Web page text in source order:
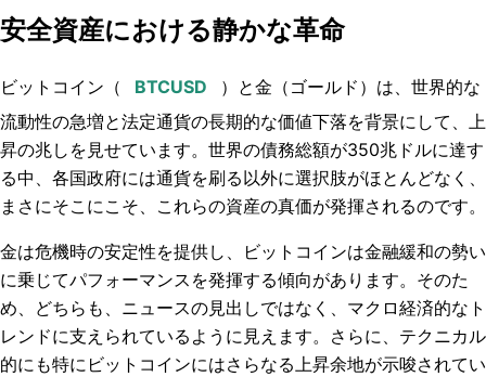
安全資産における静かな革命
ビットコイン（
）と金（ゴールド）は、世界的な
流動性の急増と法定通貨の長期的な価値下落を背景にして、上
昇の兆しを見せています。世界の債務総額が350兆ドルに達す
る中、各国政府には通貨を刷る以外に選択肢がほとんどなく、
まさにそこにこそ、これらの資産の真価が発揮されるのです。
金は危機時の安定性を提供し、ビットコインは金融緩和の勢い
に乗じてパフォーマンスを発揮する傾向があります。そのた
め、どちらも、ニュースの見出しではなく、マクロ経済的なト
レンドに支えられているように見えます。さらに、テクニカル
的にも特にビットコインにはさらなる上昇余地が示唆されてい